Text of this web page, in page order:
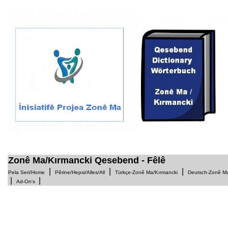
1
Zonê Ma/Kırmancki Qesebend - Fêlê
Pela Seri/Home Pêrine/Hepsi/Alles/All Türkçe-Zonê Ma/Kırmancki Deutsch-Zonê
Ad-On's